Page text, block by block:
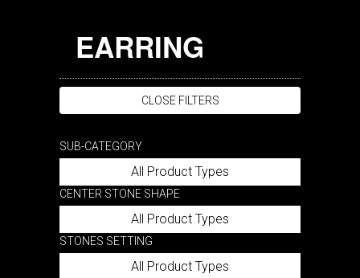
EARRING
CLOSE FILTERS
SUB-CATEGORY
All Product Types
CENTER STONE SHAPE
All Product Types
STONES SETTING
All Product Types